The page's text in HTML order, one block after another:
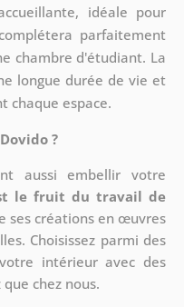
idéale pour
parfaitement
chambre d'étudiant. La
longue durée de vie et
chaque espace.
?
aussi embellir votre
le fruit du travail de
ses créations en œuvres
Choisissez parmi des
intérieur avec des
chez nous.